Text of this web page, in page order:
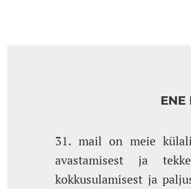
ENE
31. mail on meie
avastamisest ja
kokkusulamisest ja